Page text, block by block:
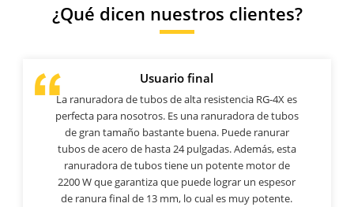
¿Qué dicen nuestros clientes?
Usuario final
La ranuradora de tubos de alta resistencia RG-4X es
perfecta para nosotros. Es una ranuradora de tubos
de gran tamaño bastante buena. Puede ranurar
tubos de acero de hasta 24 pulgadas. Además, esta
ranuradora de tubos tiene un potente motor de
2200 W que garantiza que puede lograr un espesor
de ranura final de 13 mm, lo cual es muy potente.